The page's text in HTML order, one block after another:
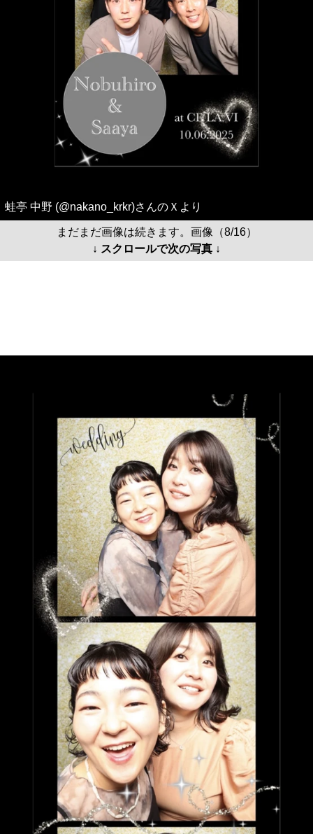
蛙亭 中野 (@nakano_krkr)さんのＸより
まだまだ画像は続きます。画像（8/16）
↓ スクロールで次の写真 ↓